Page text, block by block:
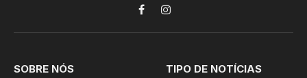
FacebookInstagram
SOBRE NÓS TIPO DE NOTÍCIAS